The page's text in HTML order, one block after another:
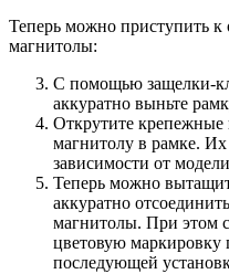
Теперь можно приступить
магнитолы:
С помощью защелки-
аккуратно выньте
Открутите
магнитолу в рамке. Их
зависимости от
Теперь можно
аккуратно
магнитолы. При этом
цветовую маркировку
последующей